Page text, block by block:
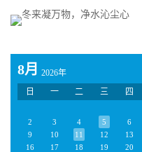
8月
2026年
日
一 二 三 四
2
3 4 5 6
9
10 11 12 13
16
17 18 19 20